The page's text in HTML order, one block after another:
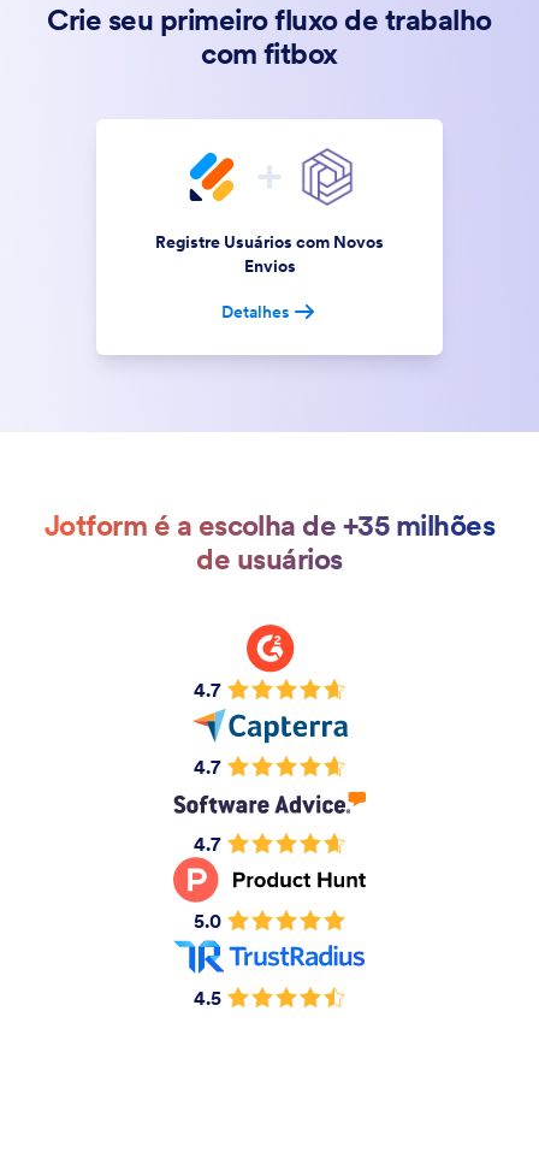
Crie seu primeiro fluxo de trabalho
com fitbox
Registre Usuários com Novos
Envios
Detalhes
Jotform é a escolha de +35 milhões
de usuários
4.7
4.7
4.7
5.0
4.5